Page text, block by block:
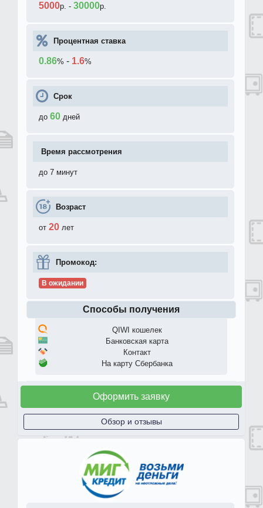
5000р. - 30000р.
Процентная ставка
0.86% - 1.6%
Срок
до 60 дней
Время рассмотрения
до 7 минут
Возраст
от 20 лет
Промокод:
В ожидании
Способы получения
QIWI кошелек
Банковская карта
Контакт
На карту Сбербанка
Оформить заявку
Обзор и отзывы